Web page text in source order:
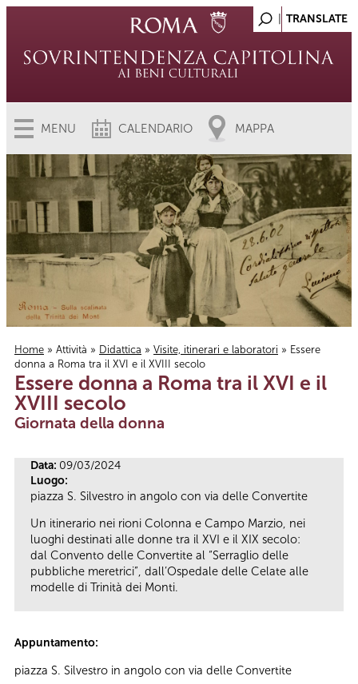
MENU CALENDARIO MAPPA
Tu sei qui
Home » Attività » Didattica » Visite, itinerari e laboratori » Essere
donna a Roma tra il XVI e il XVIII secolo
Essere donna a Roma tra il XVI e il
XVIII secolo
Giornata della donna
Data: 09/03/2024
Luogo:
piazza S. Silvestro in angolo con via delle Convertite
Un itinerario nei rioni Colonna e Campo Marzio, nei
luoghi destinati alle donne tra il XVI e il XIX secolo:
dal Convento delle Convertite al “Serraglio delle
pubbliche meretrici”, dall’Ospedale delle Celate alle
modelle di Trinità dei Monti.
Appuntamento:
piazza S. Silvestro in angolo con via delle Convertite